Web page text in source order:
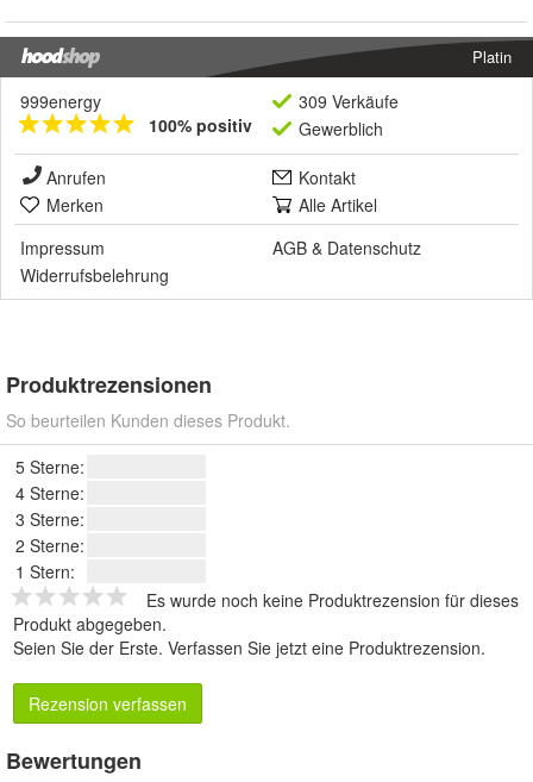
Platin
999energy
100% positiv
309 Verkäufe
Gewerblich
Anrufen
Kontakt
Merken
Alle Artikel
Impressum
AGB & Datenschutz
Widerrufsbelehrung
Produktrezensionen
So beurteilen Kunden dieses Produkt.
5 Sterne:
4 Sterne:
3 Sterne:
2 Sterne:
1 Stern:
Es wurde noch keine Produktrezension für dieses
Produkt abgegeben.
Seien Sie der Erste. Verfassen Sie jetzt eine Produktrezension.
Rezension verfassen
Bewertungen